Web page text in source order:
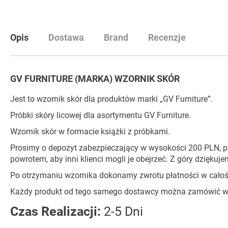
Opis
GV FURNITURE (MARKA) WZORNIK SKÓR
Jest to wzornik skór dla produktów marki „GV Furniture”.
Próbki skóry licowej dla asortymentu GV Furniture.
Wzornik skór w formacie książki z próbkami.
Prosimy o depozyt zabezpieczający w wysokości 200
powrotem, aby inni klienci mogli je obejrzeć. Z góry
Po otrzymaniu wzornika dokonamy zwrotu płatności w
Każdy produkt od tego samego dostawcy można zamówić
Czas Realizacji: 2-5 Dni
Dostawa Brand Recenzje